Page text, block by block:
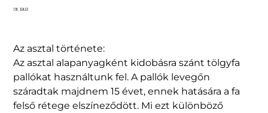
IN_EA12
Az asztal története:
Az asztal alapanyagként kidobásra szánt tölgyfa
pallókat használtunk fel. A pallók levegőn
száradtak majdnem 15 évet, ennek hatására a fa
felső rétege elszíneződött. Mi ezt különböző